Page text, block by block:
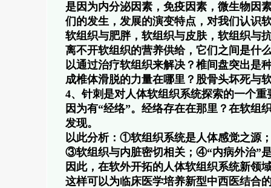
是因为内分泌因素，免疫因素，微生物因
们的发生，发展的演变特点，对我们认识
软组织与肥胖，软组织与皮肤，软组织与
离不开软组织的营养供给，它们之间是什
以通过治疗软组织来解决？椎间盘突出是
成椎体滑脱的力量在哪里？股骨头坏死与
4、针刺是对人体软组织系统探索的一个
因为有“经络”。经络存在在那里？在软组
发现。
以此分析：①软组织系统是人体感觉之源
③软组织与内脏密切相关；④“内病外治”
因此，在软外开拓的人体软组织系统新领
这样可以为临床医学培养新型中西医结合